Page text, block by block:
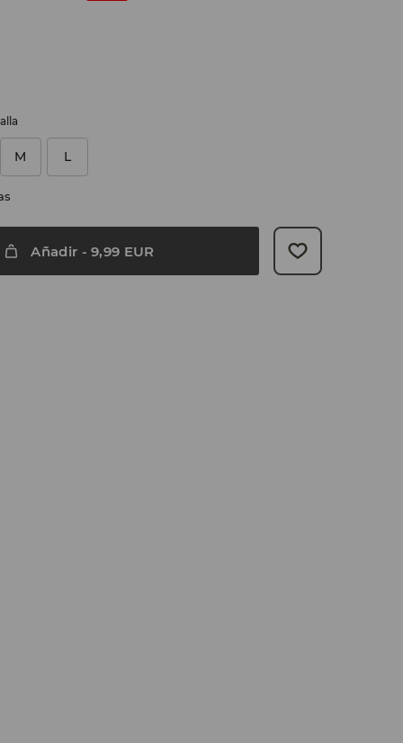
M L
Añadir -9,99 EUR